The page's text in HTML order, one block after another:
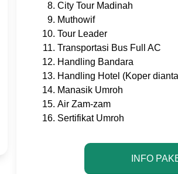
City Tour Madinah
Muthowif
Tour Leader
Transportasi Bus Full AC
Handling Bandara
Handling Hotel (Koper
Manasik Umroh
Air Zam-zam
Sertifikat Umroh
INFO